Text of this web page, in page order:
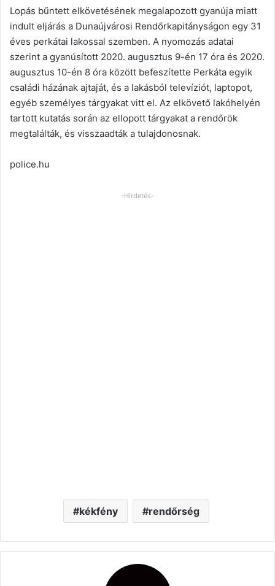
Lopás bűntett elkövetésének megalapozott gyanúja miatt
indult eljárás a Dunaújvárosi Rendőrkapitányságon egy 31
éves perkátai lakossal szemben. A nyomozás adatai
szerint a gyanúsított 2020. augusztus 9-én 17 óra és 2020.
augusztus 10-én 8 óra között befeszítette Perkáta egyik
családi házának ajtaját, és a lakásból televíziót, laptopot,
egyéb személyes tárgyakat vitt el. Az elkövető lakóhelyén
tartott kutatás során az ellopott tárgyakat a rendőrök
megtalálták, és visszaadták a tulajdonosnak.
police.hu
-Hirdetés-
kékfény rendőrség